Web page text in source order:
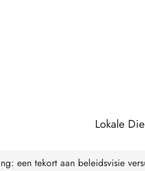
Lokale
een tekort aan beleidsvisie